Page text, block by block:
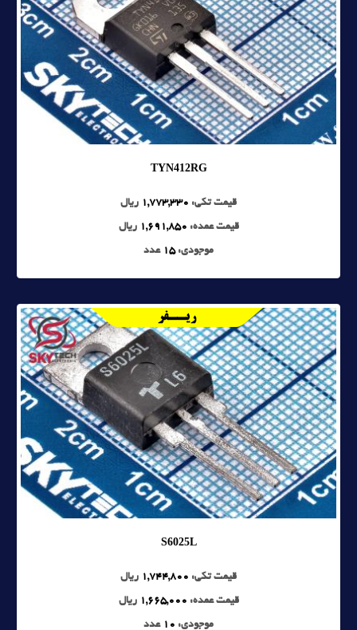
TYN412RG
قیمت تکی: 1,773,330 ریال
قیمت عمده: 1,691,850 ریال
موجودی:15 عدد
S6025L
قیمت تکی: 1,744,800 ریال
قیمت عمده: 1,665,000 ریال
موجودی: 10 عدد